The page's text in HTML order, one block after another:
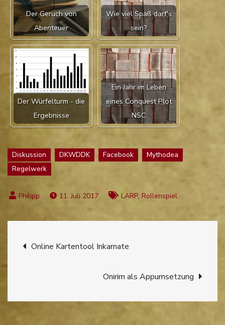
Der Geruch von
Abenteuer
Wie viel Spaß darf's
sein?
Der Würfelturm - die
Ergebnisse
Ein Jahr im Leben
eines Conquest Plot
NSC
Diskussion DKWDDK Facebook
Mythodea
Regelwerk
11. Juli 2017 LARP, Rollenspiel
Beitragsnavigation
Online Kartentool Inkarnate
Onirim als Appumsetzung